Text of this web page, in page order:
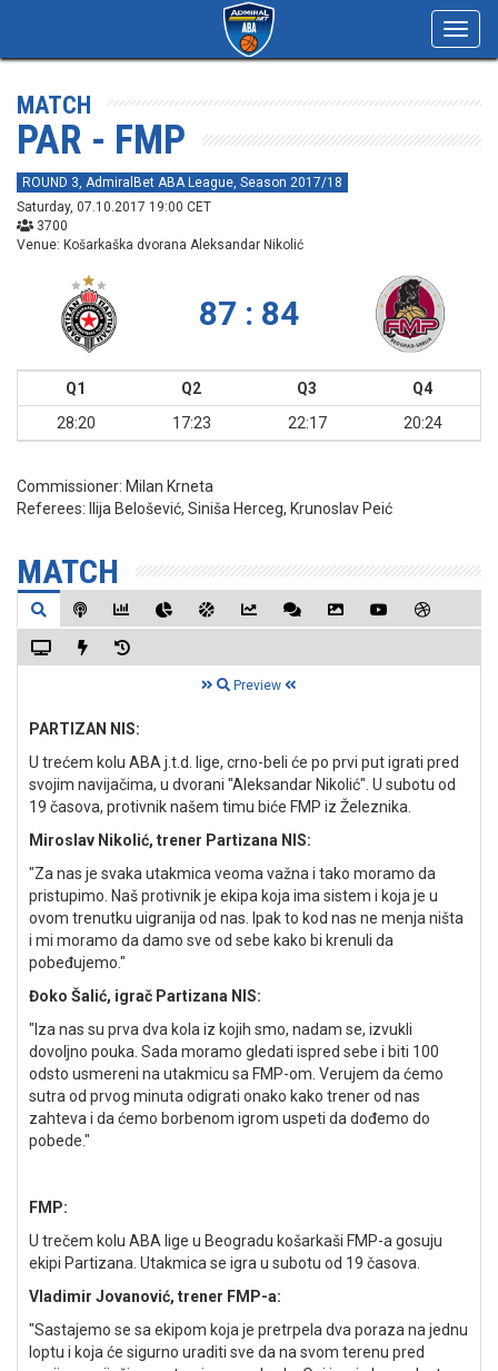
MATCH
PAR - FMP
ROUND 3, AdmiralBet ABA League, Season 2017/18
Saturday, 07.10.2017 19:00 CET
3700
Venue: Košarkaška dvorana Aleksandar Nikolić
87 : 84
Q1 Q2 Q3
Q4
28:20
17:23 22:17 20:24
Commissioner: Milan Krneta
Referees:
Ilija Belošević, Siniša Herceg, Krunoslav Peić
MATCH
Preview
PARTIZAN NIS:
U trećem kolu ABA j.t.d. lige, crno-beli će po prvi put igrati pred
svojim navijačima, u dvorani "Aleksandar Nikolić". U subotu od
19 časova, protivnik našem timu biće FMP iz Železnika.
Miroslav Nikolić, trener Partizana NIS:
"Za nas je svaka utakmica veoma važna i tako moramo da
pristupimo. Naš protivnik je ekipa koja ima sistem i koja je u
ovom trenutku uigranija od nas. Ipak to kod nas ne menja ništa
i mi moramo da damo sve od sebe kako bi krenuli da
pobeđujemo."
Đoko Šalić, igrač Partizana NIS:
"Iza nas su prva dva kola iz kojih smo, nadam se, izvukli
dovoljno pouka. Sada moramo gledati ispred sebe i biti 100
odsto usmereni na utakmicu sa FMP-om. Verujem da ćemo
sutra od prvog minuta odigrati onako kako trener od nas
zahteva i da ćemo borbenom igrom uspeti da dođemo do
pobede."
FMP:
U trečem kolu ABA lige u Beogradu košarkaši FMP-a gosuju
ekipi Partizana. Utakmica se igra u subotu od 19 časova.
Vladimir Jovanović, trener FMP-a:
"Sastajemo se sa ekipom koja je pretrpela dva poraza na jednu
loptu i koja će sigurno uraditi sve da na svom terenu pred